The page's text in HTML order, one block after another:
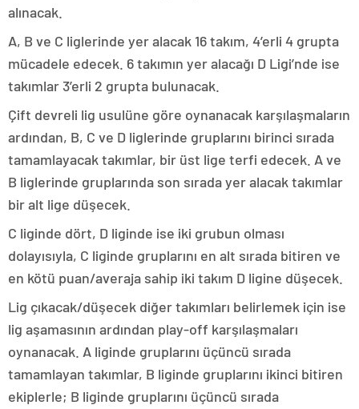
alınacak.
A, B ve C liglerinde yer alacak 16 takım, 4’erli 4 grupta
mücadele edecek. 6 takımın yer alacağı D Ligi’nde ise
takımlar 3’erli 2 grupta bulunacak.
Çift devreli lig usulüne göre oynanacak karşılaşmaların
ardından, B, C ve D liglerinde gruplarını birinci sırada
tamamlayacak takımlar, bir üst lige terfi edecek. A ve
B liglerinde gruplarında son sırada yer alacak takımlar
bir alt lige düşecek.
C liginde dört, D liginde ise iki grubun olması
dolayısıyla, C liginde gruplarını en alt sırada bitiren ve
en kötü puan/averaja sahip iki takım D ligine düşecek.
Lig çıkacak/düşecek diğer takımları belirlemek için ise
lig aşamasının ardından play-off karşılaşmaları
oynanacak. A liginde gruplarını üçüncü sırada
tamamlayan takımlar, B liginde gruplarını ikinci bitiren
ekiplerle; B liginde gruplarını üçüncü sırada